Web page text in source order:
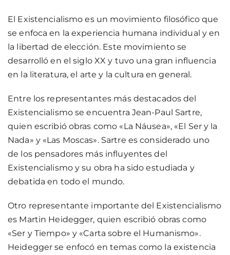
El Existencialismo es un movimiento filosófico que
se enfoca en la experiencia humana individual y en
la libertad de elección. Este movimiento se
desarrolló en el siglo XX y tuvo una gran influencia
en la literatura, el arte y la cultura en general.
Entre los representantes más destacados del
Existencialismo se encuentra Jean-Paul Sartre,
quien escribió obras como «La Náusea», «El Ser y la
Nada» y «Las Moscas». Sartre es considerado uno
de los pensadores más influyentes del
Existencialismo y su obra ha sido estudiada y
debatida en todo el mundo.
Otro representante importante del Existencialismo
es Martin Heidegger, quien escribió obras como
«Ser y Tiempo» y «Carta sobre el Humanismo».
Heidegger se enfocó en temas como la existencia